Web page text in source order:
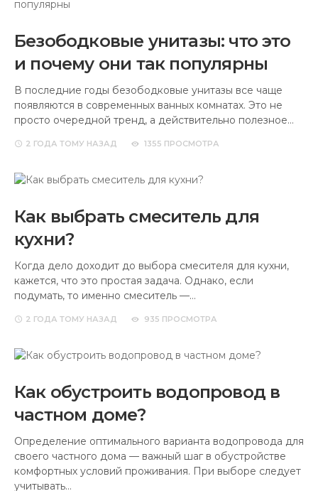
Безободковые унитазы: что это
и почему они так популярны
В последние годы безободковые унитазы все чаще
появляются в современных ванных комнатах. Это не
просто очередной тренд, а действительно полезное…
2 ГОДА ТОМУ НАЗАД 1355 ПРОСМОТРА
Как выбрать смеситель для
кухни?
Когда дело доходит до выбора смесителя для кухни,
кажется, что это простая задача. Однако, если
подумать, то именно смеситель —…
2 ГОДА ТОМУ НАЗАД 935 ПРОСМОТРА
Как обустроить водопровод в
частном доме?
Определение оптимального варианта водопровода для
своего частного дома — важный шаг в обустройстве
комфортных условий проживания. При выборе следует
учитывать…